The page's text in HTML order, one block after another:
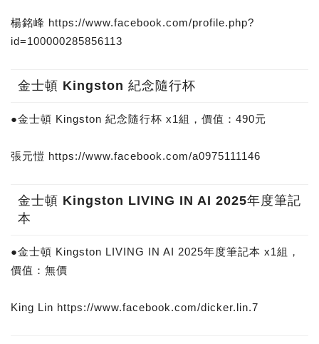
楊銘峰 https://www.facebook.com/profile.php?
id=100000285856113
金士頓 Kingston 紀念隨行杯
●金士頓 Kingston 紀念隨行杯 x1組，價值：490元
張元愷 https://www.facebook.com/a0975111146
金士頓 Kingston LIVING IN AI 2025年度筆記
本
●金士頓 Kingston LIVING IN AI 2025年度筆記本 x1組，
價值：無價
King Lin https://www.facebook.com/dicker.lin.7